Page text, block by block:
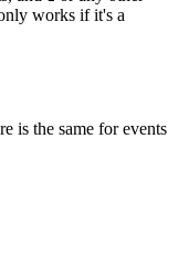
works if it's a
is the same for events